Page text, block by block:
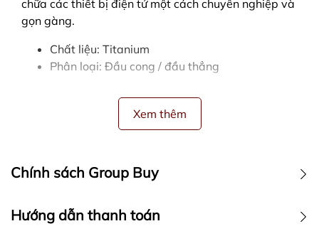
chữa các thiết bị điện tử một cách chuyên nghiệp và
gọn gàng.
Chất liệu: Titanium
Phân loại: Đầu cong / đầu thẳng
Xem thêm
Chính sách Group Buy
CHÍNH SÁCH NÀY CHỈ ÁP DỤNG VỚI CÁC ĐƠN HÀNG
Hướng dẫn thanh toán